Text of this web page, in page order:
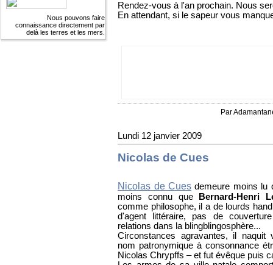
Nous pouvons faire
connaissance directement par
delà les terres et les mers.
Rendez-vous à l'an prochain. Nous
En attendant, si le sapeur vous
Par
Lundi 12 janvier 2009
Nicolas de Cues
Nicolas de Cues demeure moins lu
moins connu que
Bernard-Henri
comme philosophe, il a de lourds
d'agent littéraire, pas de
relations dans la blingblingosphère...
Circonstances agravantes, il naquit
nom patronymique à consonnance
Nicolas Chrypffs – et fut évêque puis